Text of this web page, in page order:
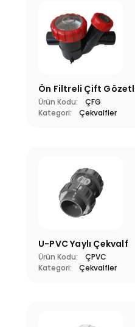
Ön Filtreli Çift
Ürün Kodu:
ÇFG
Kategori:
Çekvalfler
U-PVC Yaylı Çekvalf
Ürün Kodu:
ÇPVC
Kategori:
Çekvalfler